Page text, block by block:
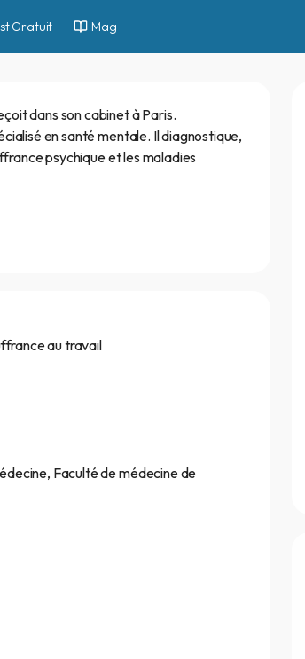
Gratuit Mag
dans son cabinet à Paris.
en santé mentale. Il diagnostique,
psychique et les maladies
au travail
Faculté de médecine de